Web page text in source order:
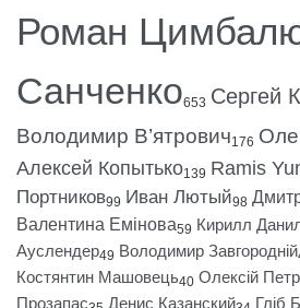
Роман
Санченко653 Сергей
Володимир В’ятрович176
Алексей Копытько139 Ramis
Портников99 Иван Лютый98
Валентина Емінова59 Кирилл
Ауслендер49 Володимир Завгородній
Костянтин Машовець40 Олексій
Прозапас
Денис Казанский Гліб